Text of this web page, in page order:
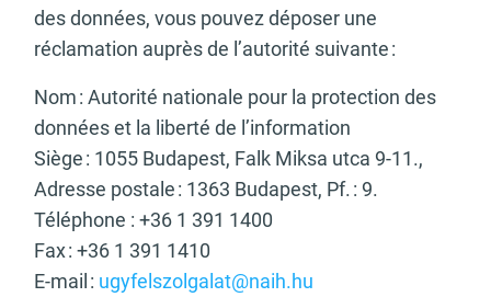
des données, vous pouvez déposer une
réclamation auprès de l’autorité suivante :
Nom : Autorité nationale pour la protection des
données et la liberté de l’information
Siège : 1055 Budapest, Falk Miksa utca 9-11.,
Adresse postale : 1363 Budapest, Pf. : 9.
Téléphone : +36 1 391 1400
Fax : +36 1 391 1410
E-mail : ugyfelszolgalat@naih.hu